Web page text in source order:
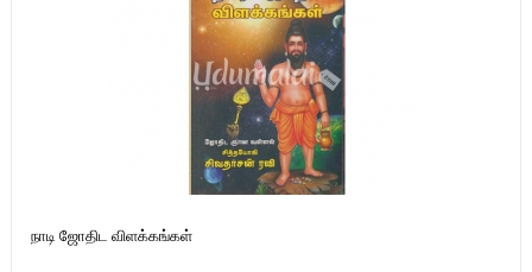
நாடி ஜோதிட விளக்கங்கள்